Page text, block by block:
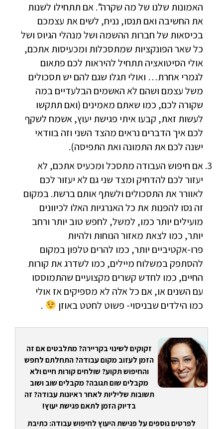
האמונות שלנו של מה שקרה”. אם תתחילו לשנות
את החשיבה ואם תנסו, נניח, לשים את עצמכם
בכיסאות של חברות ההשמה ושל מנהלי הגיוס ושל
כל שאר הפונקציות שמתסכלות ומכעיסות אתכם,
אולי הסיטואציה תתחיל להיראות לכם פתאום
לגמרי אחרת… ואולי תגלו שגם להם יש תסכולים
משל עצמם ושהם לא האשמים הבלעדיים במה
שקורה לכם, כמו שאתם מאמינים (ואם תתקשו
לעשות זאת, קבעו איתי פגישת יעוץ, אשמח לשקף
לכם איך הדברים נראים מהצד השני וזה בוודאי
ישנה לכם את התמונה ואת התפיסה).
אם חיפוש העבודה מתסכל ומכעיס אתכם, לא
יעזור לכם להדחיק ומצד שני גם לא יעזור לכם
לאוורר את התסכולים ולשתף אותם ברשת. במקום
זה נסו להפנות את כל האנרגיות האלו לכיוונים
מועילים יותר כמו, למשל, לחפש טוב יותר ורחב
יותר, כמו לצאת מאזור הנוחות ולהיות
פרו-אקטיביים יותר, כמו להרים טלפון במקום
להסתפק במשלוח מיילים, כמו לשדרג את קורות
החיים, כמו לחדש קשרים מקצועיים שהתמוססו
עם השנים או, אם כל אלה לא מספיקים אז אולי
כמו הילדים שבניסוי- פשוט לחטט באוזן
.
זקוקים לשינוי בקריירה? מתלבטים אם זה
הזמן לעזוב מקום עבודה? התחלתם לחפש
והחיפוש תקוע? שולחים קורות חיים ולא
מקבלים שום תגובה? מקבלים שוב ושוב
תשובות שליליות לאחר ראיונות עבודה? זה
בדיוק הזמן לתאם פגישת יעוץ!
לפרטים נוספים על פגישת היעוץ לחיפוש עבודה: כתיבת